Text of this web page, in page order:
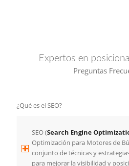
Expertos en
Preguntas
¿Qué es el SEO?
SEO (Search Engine
Optimización para Motores de
conjunto de técnicas y
para mejorar la visibilidad y